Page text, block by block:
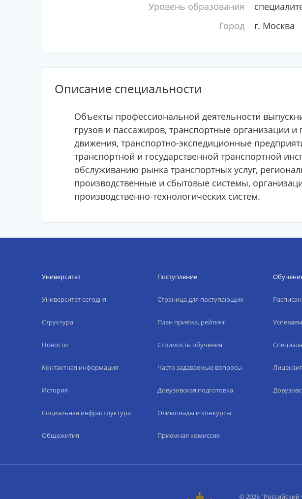
Уровень образования
Город
г. Москва
Описание специальности
Объекты профессиональной деятельности
грузов и пассажиров, транспортные организации
движения, транспортно-экспедиционные
транспортной и государственной транспортной
обслуживанию рынка транспортных услуг,
производственные и сбытовые системы,
производственно-технологических систем.
Университет
Университет сегодня
Структура
Новости
Контактная информация
История
Социальная инфраструктура
Общежития
Поступление
Страница для поступающих
План приёма, рейтинг
Стоимость обучения
Часто задаваемые вопросы
Довузовская подготовка
Олимпиады и конкурсы
Приёмная комиссия
© 2026 "Российский